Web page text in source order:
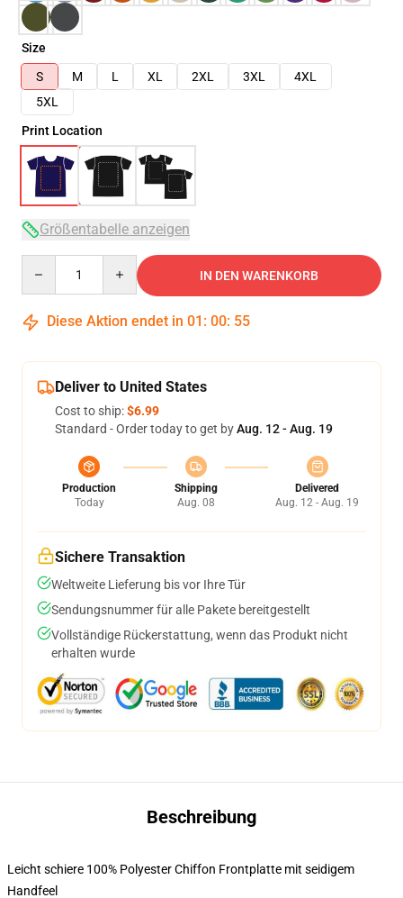
Size
S
M L XL 2XL 3XL
4XL
5XL
Print Location
Größentabelle anzeigen
IN DEN WARENKORB
Diese Aktion endet in 01 : 00: 54
Deliver to United States
Cost to ship:$6.99
Standard - Order today to get byAug. 12 - Aug. 19
Production
Today
Shipping
Aug. 08
Delivered
Aug. 12 - Aug. 19
Sichere Transaktion
Weltweite Lieferung bis vor Ihre Tür
Sendungsnummer für alle Pakete bereitgestellt
Vollständige Rückerstattung, wenn das Produkt nicht
erhalten wurde
Beschreibung
Leicht schiere 100% Polyester Chiffon Frontplatte mit seidigem
Handfeel